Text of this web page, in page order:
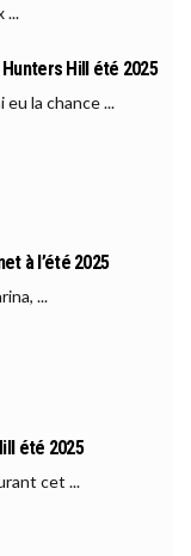
...
Hill été 2025
eu la chance ...
à l’été 2025
...
été 2025
cet ...